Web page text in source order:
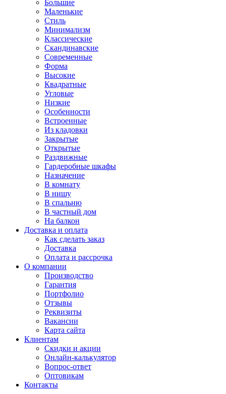
Большие
Маленькие
Стиль
Минимализм
Классические
Скандинавские
Современные
Форма
Высокие
Квадратные
Угловые
Низкие
Особенности
Встроенные
Из кладовки
Закрытые
Открытые
Раздвижные
Гардеробные шкафы
Назначение
В комнату
В нишу
В спальню
В частный дом
На балкон
Доставка и оплата
Как сделать заказ
Доставка
Оплата и рассрочка
О компании
Производство
Гарантия
Портфолио
Отзывы
Реквизиты
Вакансии
Карта сайта
Клиентам
Скидки и акции
Онлайн-калькулятор
Вопрос-ответ
Оптовикам
Контакты